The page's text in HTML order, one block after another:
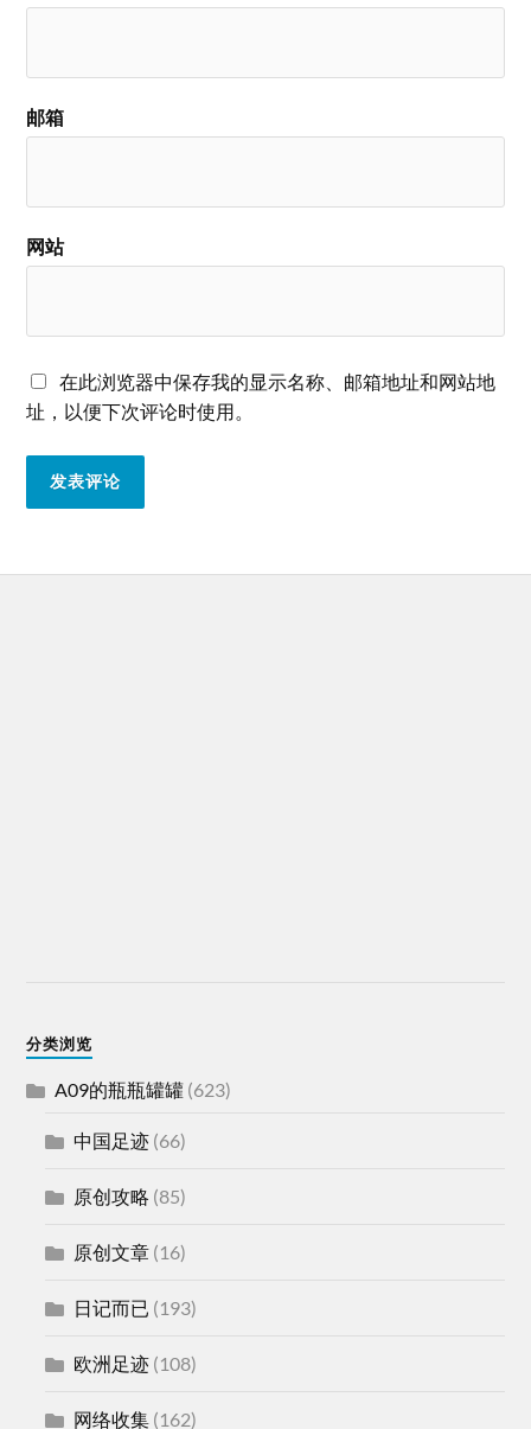
邮箱
网站
在此浏览器中保存我的显示名称、邮箱地址和网站地
址，以便下次评论时使用。
分类浏览
A09的瓶瓶罐罐 (623)
中国足迹 (66)
原创攻略 (85)
原创文章 (16)
日记而已 (193)
欧洲足迹 (108)
网络收集 (162)